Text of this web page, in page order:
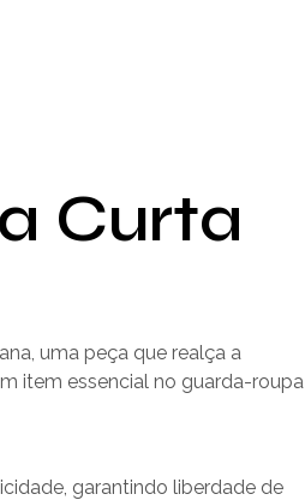
Curta
uma peça que realça a
item essencial no guarda-roupa
garantindo liberdade de